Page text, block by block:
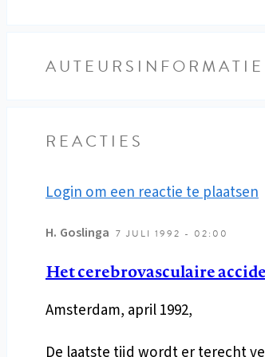
AUTEURSINFORMATIE
REACTIES
Login om een reactie te plaatsen
H. Goslinga 7 JULI 1992 - 02:00
Het cerebrovasculaire
Amsterdam, april 1992,
De laatste tijd wordt er terecht